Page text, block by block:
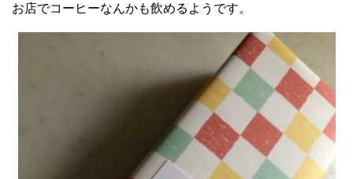
お店でコーヒーなんかも飲めるようです。